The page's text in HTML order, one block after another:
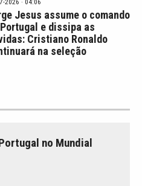
Jesus assume o comando
e dissipa as
Cristiano Ronaldo
na seleção
no Mundial